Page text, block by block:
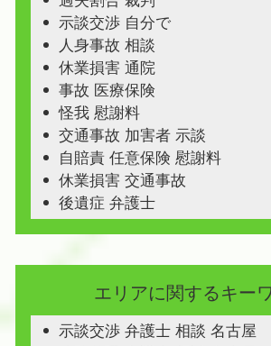
示談交渉 自分で
人身事故 相談
休業損害 通院
事故 医療保険
怪我 慰謝料
交通事故 加害者 示談
自賠責 任意保険 慰謝料
休業損害 交通事故
後遺症 弁護士
エリアに関するキー
示談交渉 弁護士 相談 名古屋